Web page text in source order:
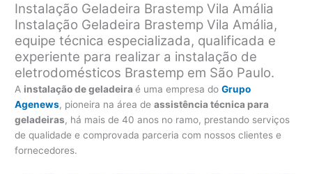
Instalação Geladeira Brastemp Vila Amália
Instalação Geladeira Brastemp Vila Amália,
equipe técnica especializada, qualificada e
experiente para realizar a instalação de
eletrodomésticos Brastemp em São Paulo.
A instalação de geladeiraé uma empresa doGrupo
Agenews, pioneira na área deassistência técnica para
geladeiras, há mais de 40 anos no ramo, prestando serviços
de qualidade e comprovada parceria com nossos clientes e
fornecedores.